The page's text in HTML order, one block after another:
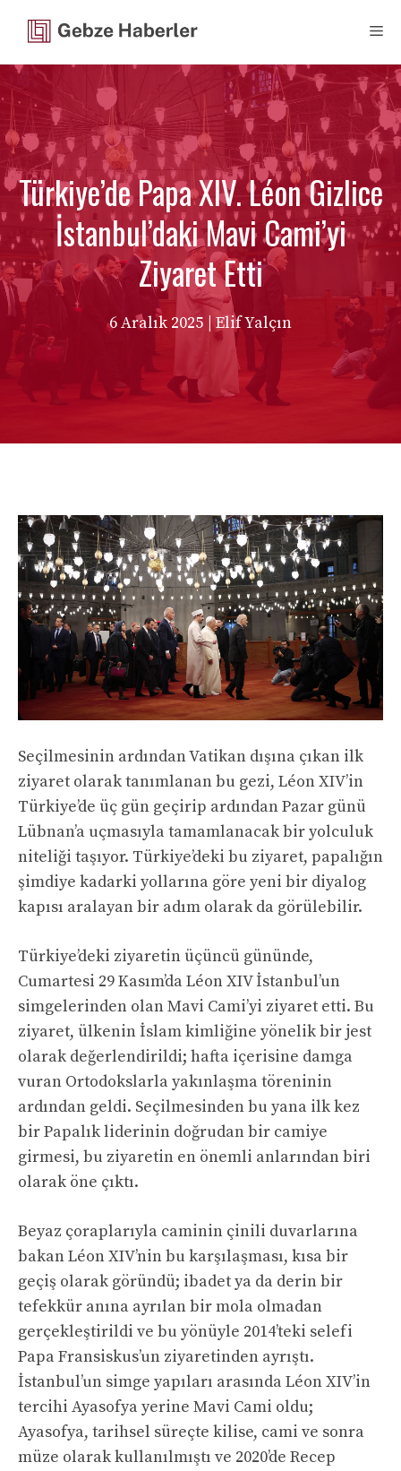
Türkiye’de Papa XIV. Léon Gizlice
İstanbul’daki Mavi Cami’yi
Ziyaret Etti
6 Aralık 2025 | Elif Yalçın
Seçilmesinin ardından Vatikan dışına çıkan ilk
ziyaret olarak tanımlanan bu gezi, Léon XIV’in
Türkiye’de üç gün geçirip ardından Pazar günü
Lübnan’a uçmasıyla tamamlanacak bir yolculuk
niteliği taşıyor. Türkiye’deki bu ziyaret, papalığın
şimdiye kadarki yollarına göre yeni bir diyalog
kapısı aralayan bir adım olarak da görülebilir.
Türkiye’deki ziyaretin üçüncü gününde,
Cumartesi 29 Kasım’da Léon XIV İstanbul’un
simgelerinden olan Mavi Cami’yi ziyaret etti. Bu
ziyaret, ülkenin İslam kimliğine yönelik bir jest
olarak değerlendirildi; hafta içerisine damga
vuran Ortodokslarla yakınlaşma töreninin
ardından geldi. Seçilmesinden bu yana ilk kez
bir Papalık liderinin doğrudan bir camiye
girmesi, bu ziyaretin en önemli anlarından biri
olarak öne çıktı.
Beyaz çoraplarıyla caminin çinili duvarlarına
bakan Léon XIV’nin bu karşılaşması, kısa bir
geçiş olarak göründü; ibadet ya da derin bir
tefekkür anına ayrılan bir mola olmadan
gerçekleştirildi ve bu yönüyle 2014’teki selefi
Papa Fransiskus’un ziyaretinden ayrıştı.
İstanbul’un simge yapıları arasında Léon XIV’in
tercihi Ayasofya yerine Mavi Cami oldu;
Ayasofya, tarihsel süreçte kilise, cami ve sonra
müze olarak kullanılmıştı ve 2020’de Recep